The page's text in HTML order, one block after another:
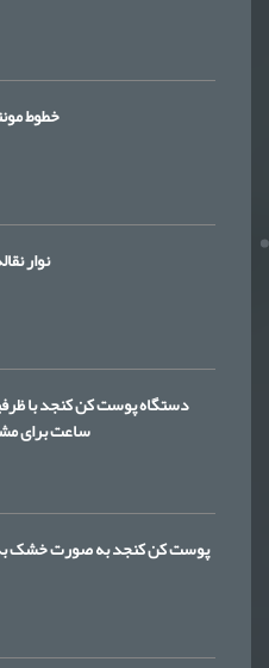
خطوط
نوار
ساعت برای
پوست کن کنجد به صورت خشک